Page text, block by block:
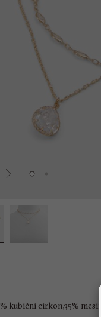
kubični cirkon,35%